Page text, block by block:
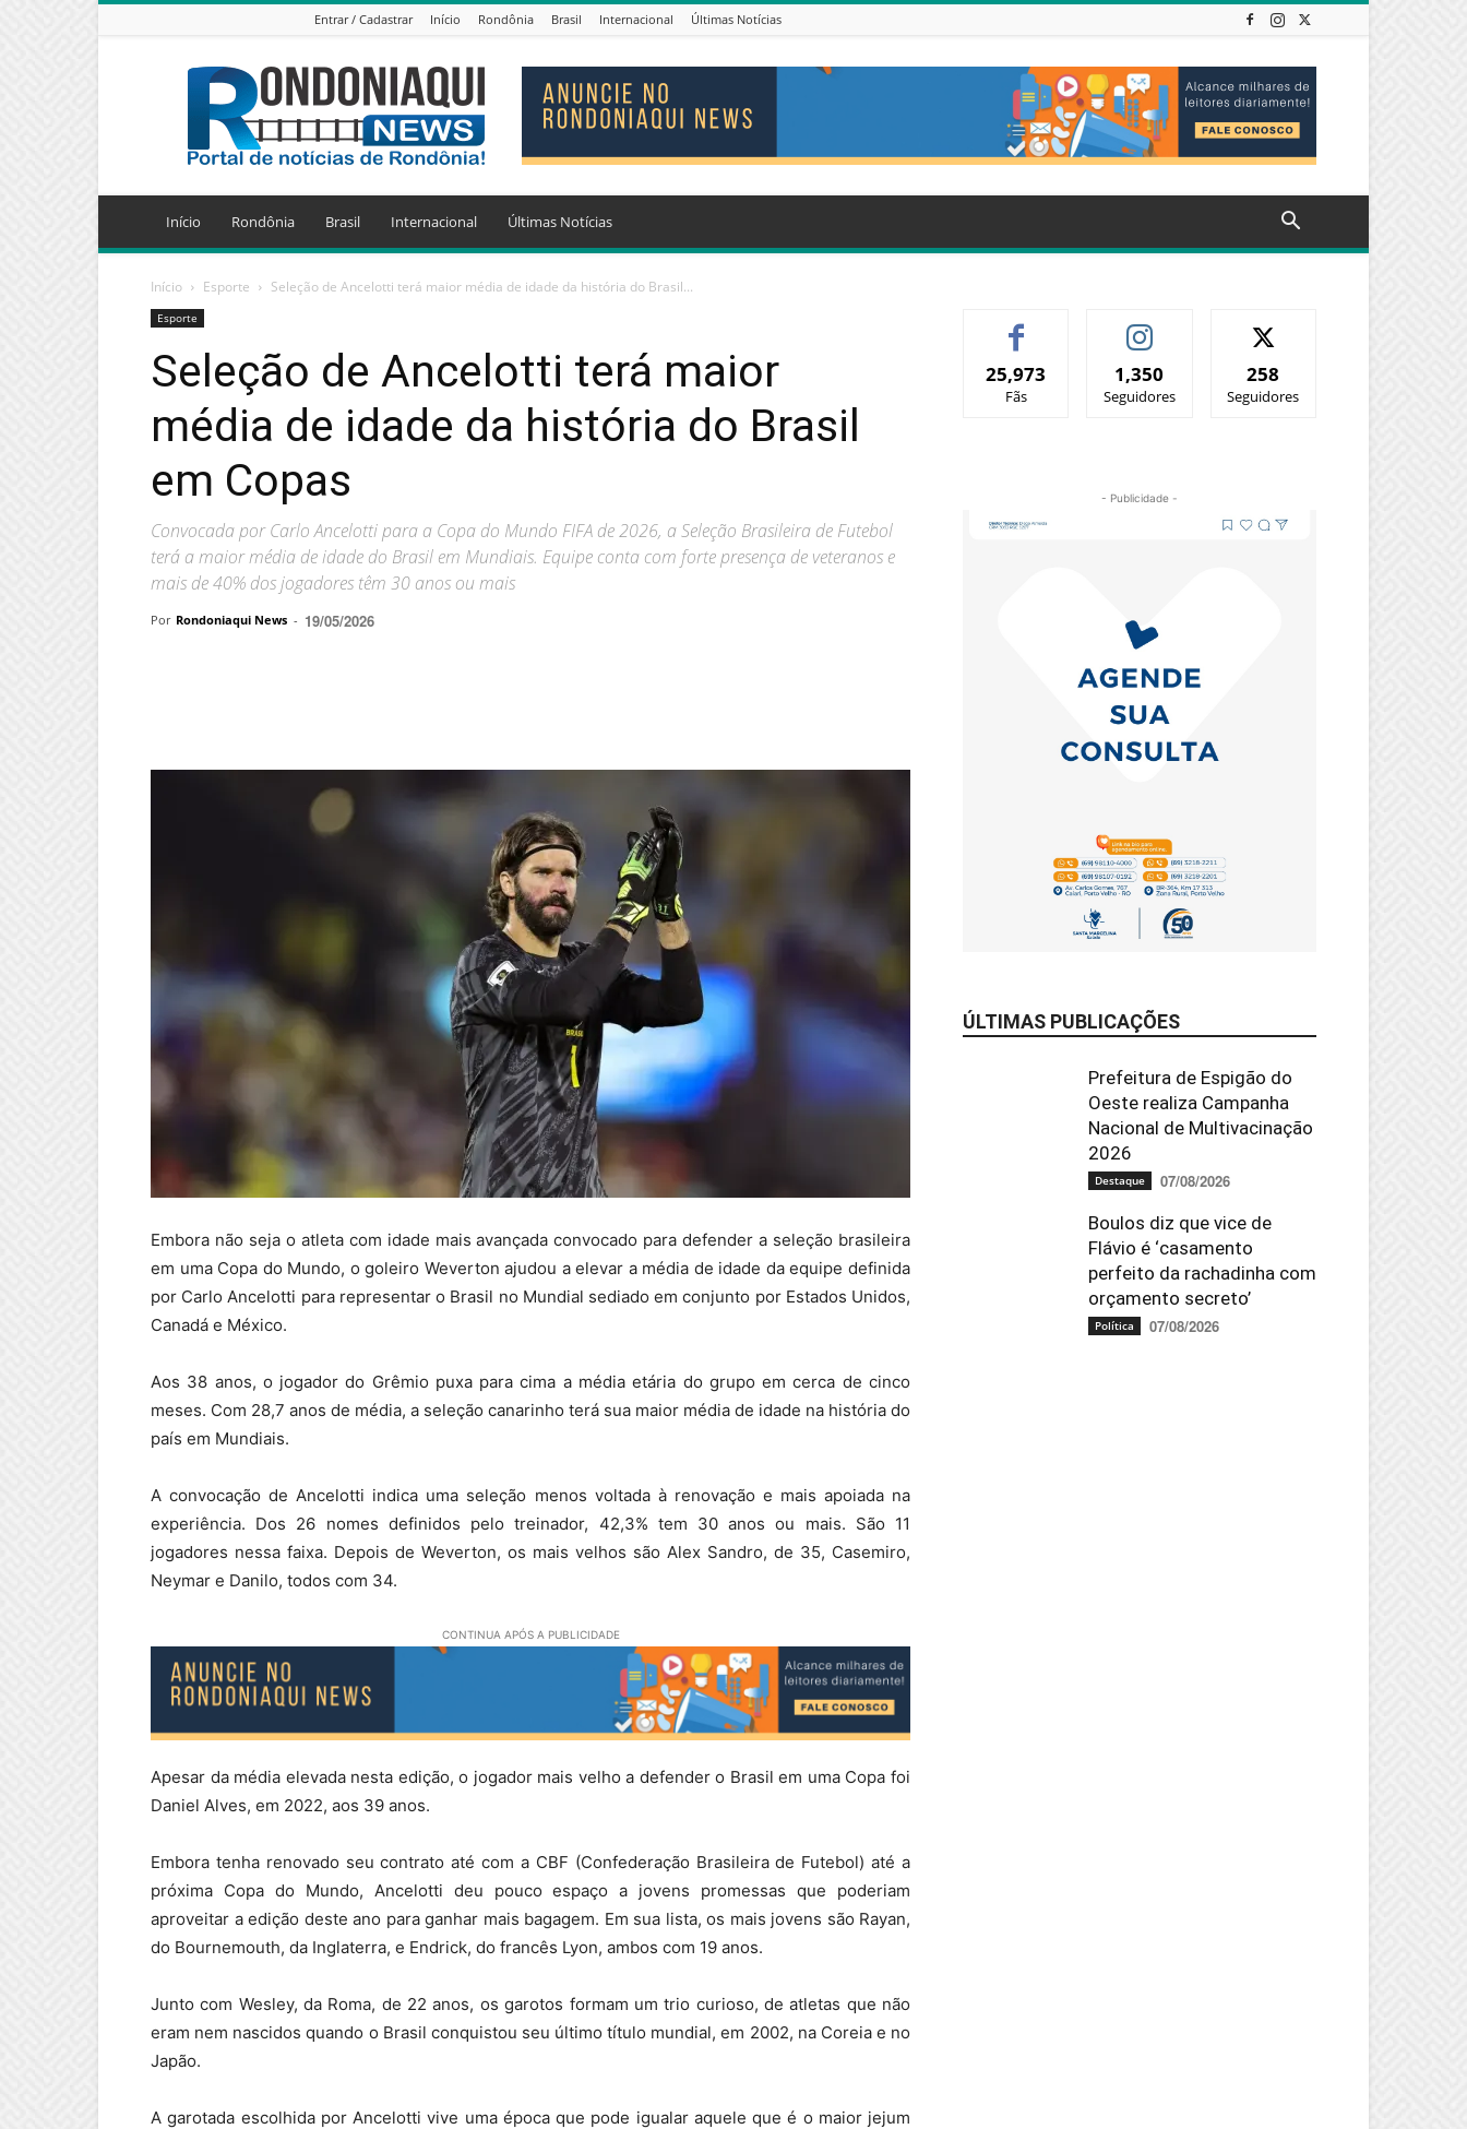
Entrar / Cadastrar Início Rondônia Brasil Internacional Últimas Notícias
Jornal
Eletrônico
Rondoniaqui
News
Início Rondônia Brasil Internacional Últimas Notícias
Início Esporte Seleção de Ancelotti terá maior média de idade da história do Brasil...
Esporte
Seleção de Ancelotti terá maior
média de idade da história do Brasil
em Copas
Convocada por Carlo Ancelotti para a Copa do Mundo FIFA de 2026, a Seleção Brasileira de Futebol
terá a maior média de idade do Brasil em Mundiais. Equipe conta com forte presença de veteranos e
mais de 40% dos jogadores têm 30 anos ou mais
Por Rondoniaqui News - 19/05/2026
Embora não seja o atleta com idade mais avançada convocado para defender a seleção brasileira
em uma Copa do Mundo, o goleiro Weverton ajudou a elevar a média de idade da equipe definida
por Carlo Ancelotti para representar o Brasil no Mundial sediado em conjunto por Estados Unidos,
Canadá e México.
Aos 38 anos, o jogador do Grêmio puxa para cima a média etária do grupo em cerca de cinco
meses. Com 28,7 anos de média, a seleção canarinho terá sua maior média de idade na história do
país em Mundiais.
A convocação de Ancelotti indica uma seleção menos voltada à renovação e mais apoiada na
experiência. Dos 26 nomes definidos pelo treinador, 42,3% tem 30 anos ou mais. São 11
jogadores nessa faixa. Depois de Weverton, os mais velhos são Alex Sandro, de 35, Casemiro,
Neymar e Danilo, todos com 34.
CONTINUA APÓS A PUBLICIDADE
Apesar da média elevada nesta edição, o jogador mais velho a defender o Brasil em uma Copa foi
Daniel Alves, em 2022, aos 39 anos.
Embora tenha renovado seu contrato até com a CBF (Confederação Brasileira de Futebol) até a
próxima Copa do Mundo, Ancelotti deu pouco espaço a jovens promessas que poderiam
aproveitar a edição deste ano para ganhar mais bagagem. Em sua lista, os mais jovens são Rayan,
do Bournemouth, da Inglaterra, e Endrick, do francês Lyon, ambos com 19 anos.
Junto com Wesley, da Roma, de 22 anos, os garotos formam um trio curioso, de atletas que não
eram nem nascidos quando o Brasil conquistou seu último título mundial, em 2002, na Coreia e no
Japão.
A garotada escolhida por Ancelotti vive uma época que pode igualar aquele que é o maior jejum
25,973
Fãs
1,350
Seguidores
258
Seguidores
- Publicidade -
ÚLTIMAS PUBLICAÇÕES
Prefeitura de Espigão do
Oeste realiza Campanha
Nacional de Multivacinação
2026
Destaque 07/08/2026
Boulos diz que vice de
Flávio é ‘casamento
perfeito da rachadinha com
orçamento secreto’
Política 07/08/2026